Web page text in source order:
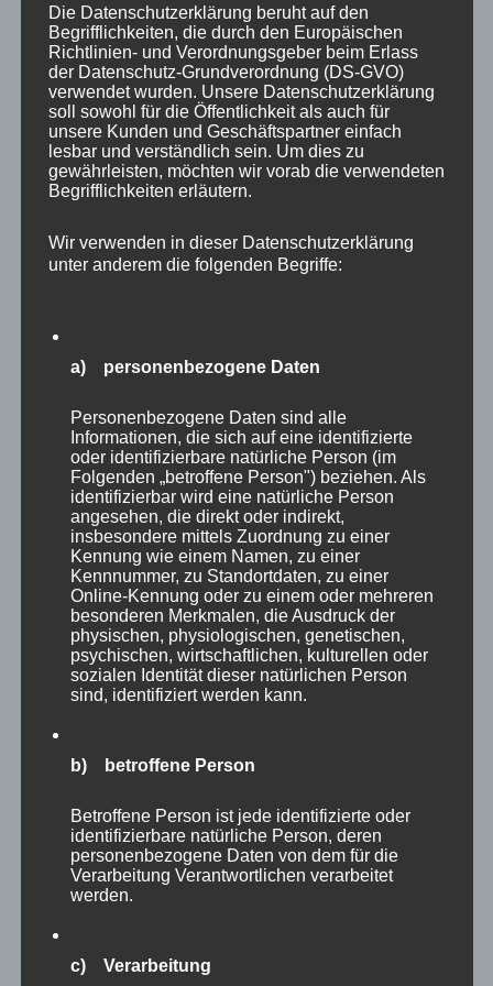
am
zur persönlichen Reflexion
Schlagwörter
Erfolg,Rituale,
Selbstreflexion,Veränderung,wahrnehmung
Schreibe einen Kommentar
Du musstangemeldetsein, um einen
Kommentar abzugeben.
Diese Website verwendet Akismet, um Spam zu
reduzieren.Erfahre, wie deine
Kommentardaten verarbeitet werden.
Beitragsnavigation
Vorheriger
Kraft der Stille
WEITER
Nächster
Höflichkeit
Die Datenschutzerklärung beruht auf den
Begrifflichkeiten, die durch den Europäischen
Richtlinien- und Verordnungsgeber beim Erlass
der Datenschutz-Grundverordnung (DS-GVO)
verwendet wurden. Unsere Datenschutzerklärung
soll sowohl für die Öffentlichkeit als auch für
unsere Kunden und Geschäftspartner einfach
lesbar und verständlich sein. Um dies zu
gewährleisten, möchten wir vorab die verwendeten
Begrifflichkeiten erläutern.
Wir verwenden in dieser Datenschutzerklärung
unter anderem die folgenden Begriffe:
a) personenbezogene Daten
Personenbezogene Daten sind alle
Informationen, die sich auf eine identifizierte
oder identifizierbare natürliche Person (im
Folgenden „betroffene Person") beziehen. Als
identifizierbar wird eine natürliche Person
angesehen, die direkt oder indirekt,
insbesondere mittels Zuordnung zu einer
Kennung wie einem Namen, zu einer
Kennnummer, zu Standortdaten, zu einer
Online-Kennung oder zu einem oder mehreren
besonderen Merkmalen, die Ausdruck der
physischen, physiologischen, genetischen,
psychischen, wirtschaftlichen, kulturellen oder
sozialen Identität dieser natürlichen Person
sind, identifiziert werden kann.
b) betroffene Person
Betroffene Person ist jede identifizierte oder
identifizierbare natürliche Person, deren
personenbezogene Daten von dem für die
Verarbeitung Verantwortlichen verarbeitet
werden.
c) Verarbeitung